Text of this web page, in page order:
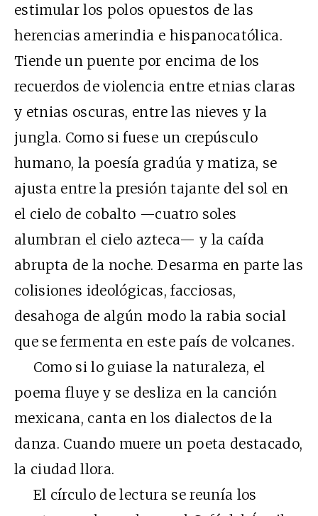
estimular los polos opuestos de las
herencias amerindia e hispanocatólica.
Tiende un puente por encima de los
recuerdos de violencia entre etnias claras
y etnias oscuras, entre las nieves y la
jungla. Como si fuese un crepúsculo
humano, la poesía gradúa y matiza, se
ajusta entre la presión tajante del sol en
el cielo de cobalto —cuatro soles
alumbran el cielo azteca— y la caída
abrupta de la noche. Desarma en parte las
colisiones ideológicas, facciosas,
desahoga de algún modo la rabia social
que se fermenta en este país de volcanes.
Como si lo guiase la naturaleza, el
poema fluye y se desliza en la canción
mexicana, canta en los dialectos de la
danza. Cuando muere un poeta destacado,
la ciudad llora.
El círculo de lectura se reunía los